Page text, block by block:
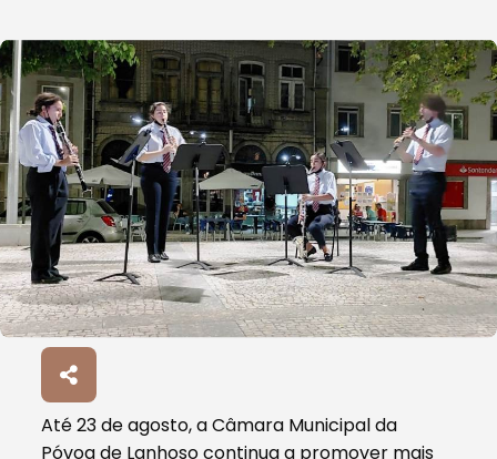
Filtros
Até 23 de agosto, a Câmara Municipal da
Póvoa de Lanhoso continua a promover mais